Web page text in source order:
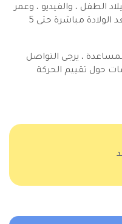
الطفل ، والفيديو ، وعمر
الحمل. يمكن التقاط الفيديو بعد الولادة مباشرة حتى 5
، يرجى التواصل
حول تقييم الحركة